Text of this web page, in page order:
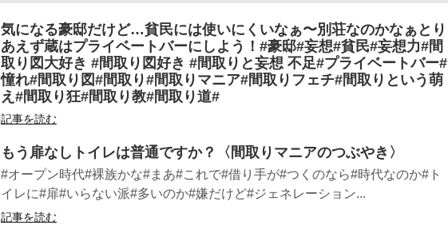
気になる豪邸だけど…貧民には使いにくいなぁ〜別荘なのかなぁとり
あえず蔵はプライベートバーにしよう！#豪邸#妄想#貧民#妄想力#間
取り図大好き #間取り図好き #間取りと妄想 不足#プライベートバー#
憧れ#間取り図#間取り#間取りマニア#間取りフェチ#間取りという萌
え#間取り狂#間取り教#間取り道#
記事を読む
もう扉なしトイレは普通ですか？〈間取りマニアのつぶやき〉
#オープン時代#裸族かな#まあ#これで#借り手が#つくのなら#時代なのか#ト
イレに#扉#いらない派#多いのか#嫌だけど#ジェネレーション...
記事を読む